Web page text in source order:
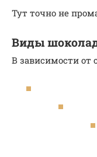
Тут точно не
Виды
В зависимости от